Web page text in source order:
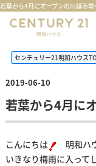
センチュリー21明和ハウス
2019-06-10
若葉から4月に
こんにちは
明和ハ
いきなり梅雨に入って